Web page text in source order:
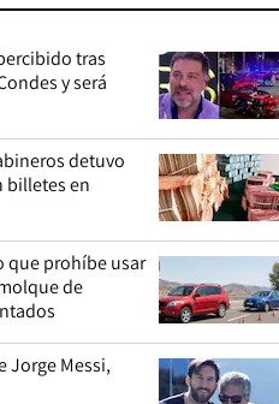
tras
y será
detuvo
billetes en
que prohíbe usar
de
Jorge Messi,